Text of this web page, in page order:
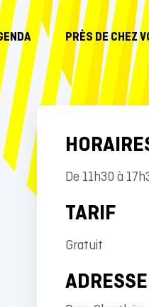
PRÈS DE CHEZ
De 11h30 à
TARIF
Gratuit
ADRESSE